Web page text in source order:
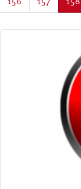
Page
156 Page
157
Page
158